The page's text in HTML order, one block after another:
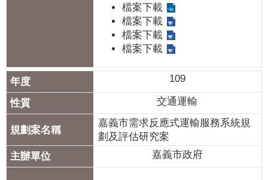
料
開
放
宣
告
檔案下載
檔案下載
檔案下載
檔案下載
109
交通運輸
嘉義市需求反應式運輸服務系統規
劃及評估研究案
嘉義市政府